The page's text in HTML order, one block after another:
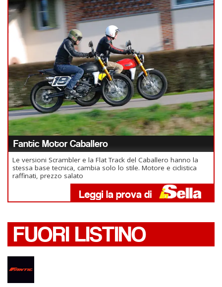
Fantic Motor Caballero
Le versioni Scrambler e la Flat Track del Caballero hanno la
stessa base tecnica, cambia solo lo stile. Motore e ciclistica
raffinati, prezzo salato
FUORI LISTINO